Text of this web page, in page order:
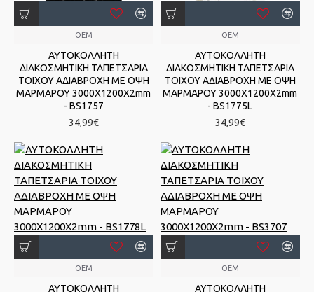
OEM
ΑΥΤΟΚΟΛΛΗΤΗ
ΔΙΑΚΟΣΜΗΤΙΚΗ ΤΑΠΕΤΣΑΡΙΑ
ΤΟΙΧΟΥ ΑΔΙΑΒΡΟΧΗ ΜΕ ΟΨΗ
ΜΑΡΜΑΡΟΥ 3000Χ1200Χ2mm
- BS1757
34,99€
OEM
ΑΥΤΟΚΟΛΛΗΤΗ
ΔΙΑΚΟΣΜΗΤΙΚΗ ΤΑΠΕΤΣΑΡΙΑ
ΤΟΙΧΟΥ ΑΔΙΑΒΡΟΧΗ ΜΕ ΟΨΗ
ΜΑΡΜΑΡΟΥ 3000Χ1200Χ2mm
- BS1775L
34,99€
OEM
ΑΥΤΟΚΟΛΛΗΤΗ
OEM
ΑΥΤΟΚΟΛΛΗΤΗ